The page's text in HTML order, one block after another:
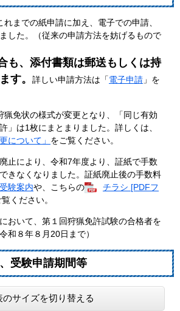
までの紙申請に加え、電子での申請、
した。（従来の申請方法を妨げるもので
も、添付書類は郵送もしくは持
す。
詳しい申請方法は「電子申請 」を
免状の様式が変更となり、「同じ有効
」は1枚にまとまりました。詳しくは、
について」 をご覧ください。
止により、令和7年度より、証紙で手数
きなくなりました。証紙廃止後の手数料
受験案内や、こちらの
チラシ [PDFフ
ください。
おいて、第１回狩猟免許試験の合格者を
和８年８月20日まで）
受験申請期間等
のサイズを切り替える